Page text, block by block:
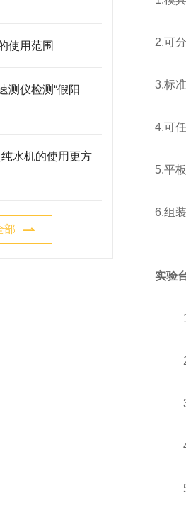
使用范围
测仪检测“假阳
水机的使用更方
部
2.可
3.标
4.可
5.平
6.组
实验
1.
2.
3.
4.
5方